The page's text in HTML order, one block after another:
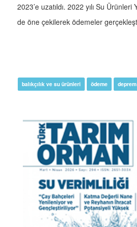
2023’e uzatıldı. 2022 yılı Su
de öne çekilerek ödemeler
balıkçılık ve su ürünleri ödeme deprem